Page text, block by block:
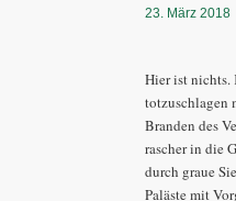
23. März 2018
Hier ist nichts.
totzuschlagen
Branden des
rascher in die
durch graue
Paläste mit